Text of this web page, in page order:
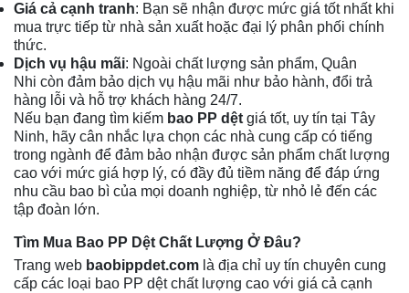
Giá cả cạnh tranh: Bạn sẽ nhận được mức giá tốt nhất khi
mua trực tiếp từ nhà sản xuất hoặc đại lý phân phối chính
thức.
Dịch vụ hậu mãi: Ngoài chất lượng sản phẩm, Quân
Nhi còn đảm bảo dịch vụ hậu mãi như bảo hành, đổi trả
hàng lỗi và hỗ trợ khách hàng 24/7.
Nếu bạn đang tìm kiếm bao PP dệt giá tốt, uy tín tại Tây
Ninh, hãy cân nhắc lựa chọn các nhà cung cấp có tiếng
trong ngành để đảm bảo nhận được sản phẩm chất lượng
cao với mức giá hợp lý, có đầy đủ tiềm năng để đáp ứng
nhu cầu bao bì của mọi doanh nghiệp, từ nhỏ lẻ đến các
tập đoàn lớn.
Tìm Mua Bao PP Dệt Chất Lượng Ở Đâu?
Trang web baobippdet.com là địa chỉ uy tín chuyên cung
cấp các loại bao PP dệtchất lượng cao với giá cả cạnh